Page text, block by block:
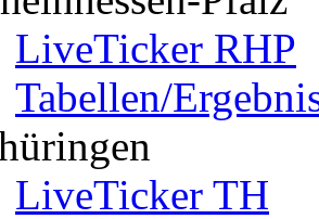
LiveTicker RHP
Tabellen/
LiveTicker TH